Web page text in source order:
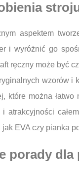
aspektem
i wyróżnić go
ręczny może być
wzorów i
które można
atrakcyjności
EVA czy pianka
porady